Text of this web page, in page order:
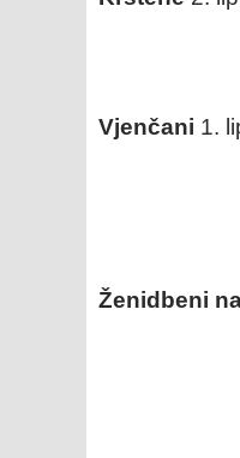
Vjenčani 1.
Ženidbeni